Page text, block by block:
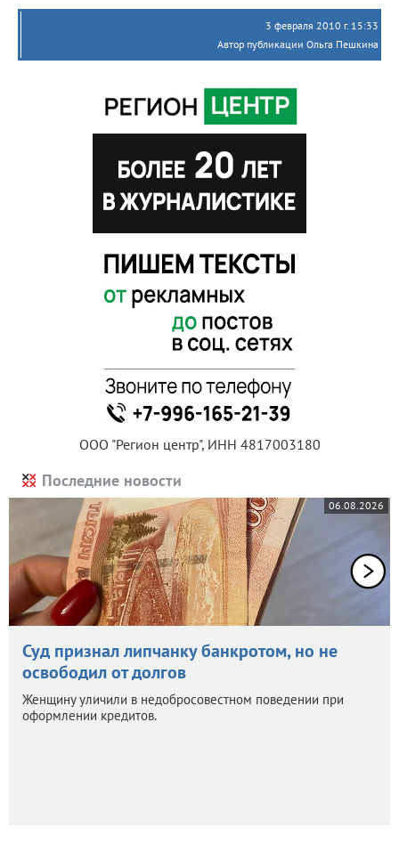
3 февраля 2010 г. 15:33
Автор публикации Ольга Пешкина
ООО "Регион центр", ИНН 4817003180
Последние новости
06.08.2026
Суд признал липчанку банкротом, но не
освободил от долгов
Женщину уличили в недобросовестном поведении при
оформлении кредитов.